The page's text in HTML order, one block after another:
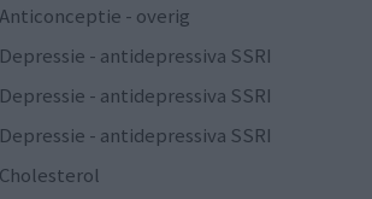
Anticonceptie - overig
Depressie - antidepressiva SSRI
Depressie - antidepressiva SSRI
Depressie - antidepressiva SSRI
Cholesterol